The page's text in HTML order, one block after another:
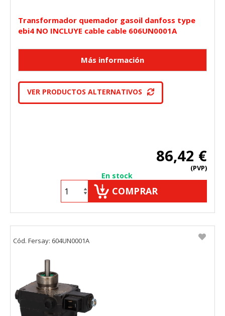
Transformador quemador gasoil danfoss type
ebi4 NO INCLUYE cable cable 606UN0001A
VER PRODUCTOS ALTERNATIVOS
86,42 €
(PVP)
En stock
COMPRAR
Cód. Fersay: 604UN0001A